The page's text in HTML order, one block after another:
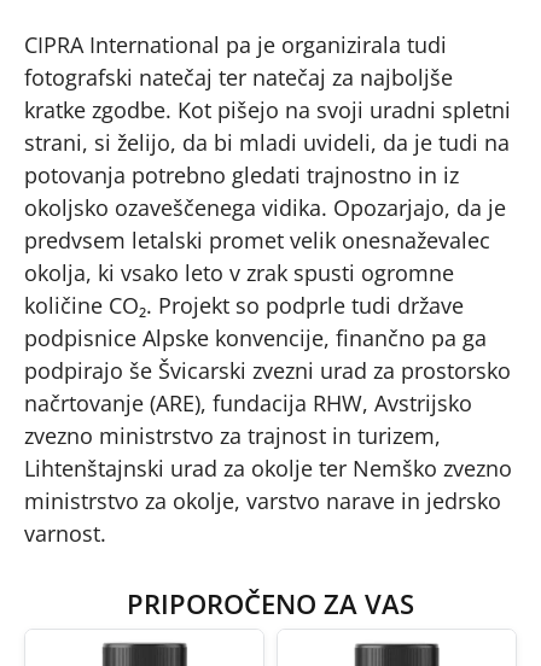
CIPRA International pa je organizirala tudi
fotografski natečaj ter natečaj za najboljše
kratke zgodbe. Kot pišejo na svoji uradni spletni
strani, si želijo, da bi mladi uvideli, da je tudi na
potovanja potrebno gledati trajnostno in iz
okoljsko ozaveščenega vidika. Opozarjajo, da je
predvsem letalski promet velik onesnaževalec
okolja, ki vsako leto v zrak spusti ogromne
količine CO₂. Projekt so podprle tudi države
podpisnice Alpske konvencije, finančno pa ga
podpirajo še Švicarski zvezni urad za prostorsko
načrtovanje (ARE), fundacija RHW, Avstrijsko
zvezno ministrstvo za trajnost in turizem,
Lihtenštajnski urad za okolje ter Nemško zvezno
ministrstvo za okolje, varstvo narave in jedrsko
varnost.
PRIPOROČENO ZA VAS